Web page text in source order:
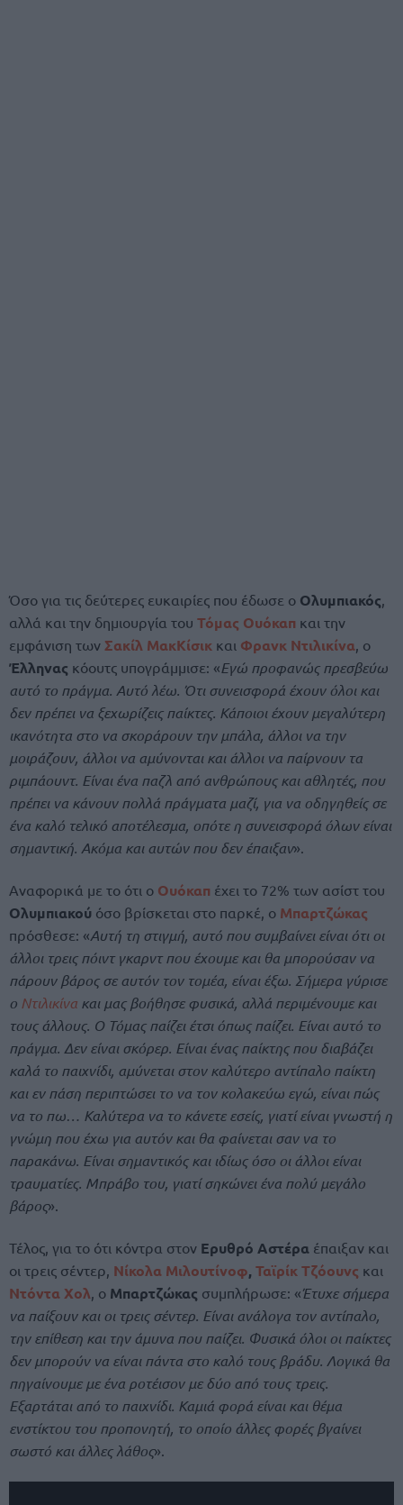
Όσο για τις δεύτερες ευκαιρίες που έδωσε ο Ολυμπιακός
αλλά και την δημιουργία του Τόμας Ουόκαπ και την
εμφάνιση των Σακίλ ΜακΚίσικ και Φρανκ Ντιλικίνα , ο
Έλληνας κόουτς υπογράμμισε: «Εγώ προφανώς πρεσβεύω
αυτό το πράγμα. Αυτό λέω. Ότι συνεισφορά έχουν όλοι και
δεν πρέπει να ξεχωρίζεις παίκτες. Κάποιοι έχουν μεγαλύτερη
ικανότητα στο να σκοράρουν την μπάλα, άλλοι να την
μοιράζουν, άλλοι να αμύνονται και άλλοι να παίρνουν τα
ριμπάουντ. Είναι ένα παζλ από ανθρώπους και αθλητές, που
πρέπει να κάνουν πολλά πράγματα μαζί, για να οδηγηθείς σε
ένα καλό τελικό αποτέλεσμα, οπότε η συνεισφορά όλων είναι
σημαντική. Ακόμα και αυτών που δεν έπαιξαν».
Αναφορικά με το ότι ο Ουόκαπ έχει το 72% των ασίστ του
Ολυμπιακού όσο βρίσκεται στο παρκέ, ο Μπαρτζώκας
πρόσθεσε: «Αυτή τη στιγμή, αυτό που συμβαίνει είναι ότι οι
άλλοι τρεις πόιντ γκαρντ που έχουμε και θα μπορούσαν να
πάρουν βάρος σε αυτόν τον τομέα, είναι έξω. Σήμερα γύρισε
ο Ντιλικίνα και μας βοήθησε φυσικά, αλλά περιμένουμε και
τους άλλους. Ο Τόμας παίζει έτσι όπως παίζει. Είναι αυτό το
πράγμα. Δεν είναι σκόρερ. Είναι ένας παίκτης που διαβάζει
καλά το παιχνίδι, αμύνεται στον καλύτερο αντίπαλο παίκτη
και εν πάση περιπτώσει το να τον κολακεύω εγώ, είναι πώς
να το πω… Καλύτερα να το κάνετε εσείς, γιατί είναι γνωστή η
γνώμη που έχω για αυτόν και θα φαίνεται σαν να το
παρακάνω. Είναι σημαντικός και ιδίως όσο οι άλλοι είναι
τραυματίες. Μπράβο του, γιατί σηκώνει ένα πολύ μεγάλο
βάρος».
Τέλος, για το ότι κόντρα στον Ερυθρό Αστέρα έπαιξαν και
οι τρεις σέντερ, Νίκολα Μιλουτίνοφ, Ταϊρίκ Τζόουνς και
Ντόντα Χολ, ο Μπαρτζώκας συμπλήρωσε: «Έτυχε σήμερα
να παίξουν και οι τρεις σέντερ. Είναι ανάλογα τον αντίπαλο,
την επίθεση και την άμυνα που παίζει. Φυσικά όλοι οι παίκτες
δεν μπορούν να είναι πάντα στο καλό τους βράδυ. Λογικά θα
πηγαίνουμε με ένα ροτέισον με δύο από τους τρεις.
Εξαρτάται από το παιχνίδι. Καμιά φορά είναι και θέμα
ενστίκτου του προπονητή, το οποίο άλλες φορές βγαίνει
σωστό και άλλες λάθος».